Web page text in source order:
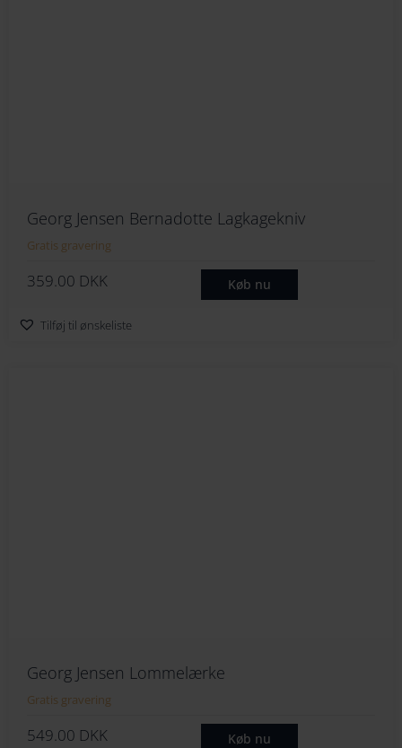
Georg Jensen Bernadotte Lagkagekniv
Gratis gravering
359.00 DKK Køb nu
Tilføj til ønskeliste
Georg Jensen Lommelærke
Gratis gravering
549.00 DKK Køb nu